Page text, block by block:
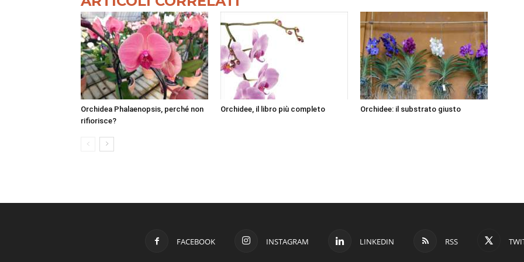
Orchidea Phalaenopsis, perché non
rifiorisce?
Orchidee, il libro più completo Orchidee: il substrato giusto
FACEBOOK INSTAGRAM LINKEDIN RSS